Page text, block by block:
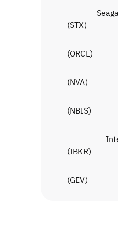
(
STX
)
(
ORCL
)
(
NVA
)
(
NBIS
)
(
IBKR
)
(
GEV
)